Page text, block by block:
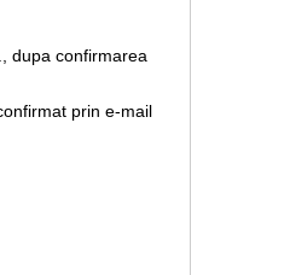
dupa confirmarea
prin e-mail